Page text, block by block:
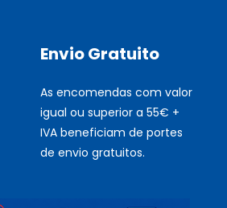
Envio Gratuito
As encomendas com valor
igual ou superior a 55€ +
IVA beneficiam de portes
de envio gratuitos.